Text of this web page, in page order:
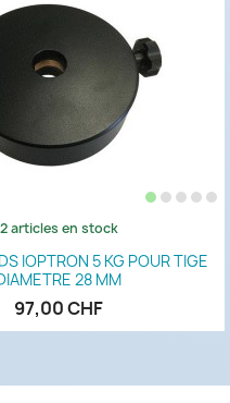
Aperçu rapide
2 articles en stock
IOPTRON 5 KG POUR TIGE
28 MM
97,00 CHF